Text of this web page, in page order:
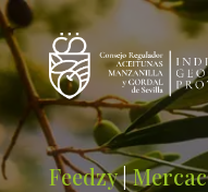
Feedzy|